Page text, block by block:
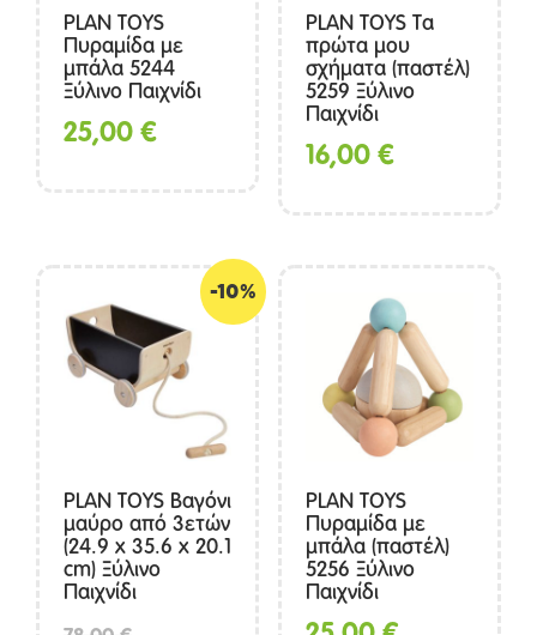
PLAN TOYS
Πυραμίδα με
μπάλα 5244
Ξύλινο Παιχνίδι
25,00€
PLAN TOYS Τα
πρώτα μου
σχήματα (παστέλ)
5259 Ξύλινο
Παιχνίδι
16,00€
-10%
PLAN TOYS Βαγόνι
μαύρο από 3ετών
(24.9 x 35.6 x 20.1
cm) Ξύλινο
Παιχνίδι
PLAN TOYS
Πυραμίδα με
μπάλα (παστέλ)
5256 Ξύλινο
Παιχνίδι